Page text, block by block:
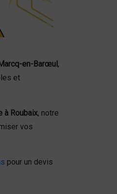
Marcq-en-Barœul ,
et
à Roubaix, notre
vos
pour un devis